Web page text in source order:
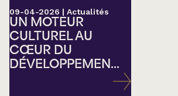
09-04-2026 | Actualités
UN MOTEUR
CULTUREL AU
CŒUR DU
DÉVELOPPEMEN...